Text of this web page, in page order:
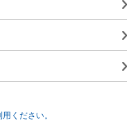
ください。